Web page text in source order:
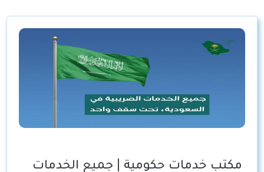
مكتب خدمات حكومية | جميع الخدمات